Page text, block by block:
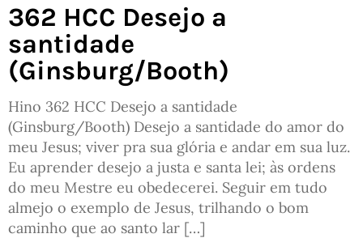
362 HCC Desejo a
santidade
(Ginsburg/Booth)
Hino 362 HCC Desejo a santidade
(Ginsburg/Booth) Desejo a santidade do amor do
meu Jesus; viver pra sua glória e andar em sua luz.
Eu aprender desejo a justa e santa lei; às ordens
do meu Mestre eu obedecerei. Seguir em tudo
almejo o exemplo de Jesus, trilhando o bom
caminho que ao santo lar […]